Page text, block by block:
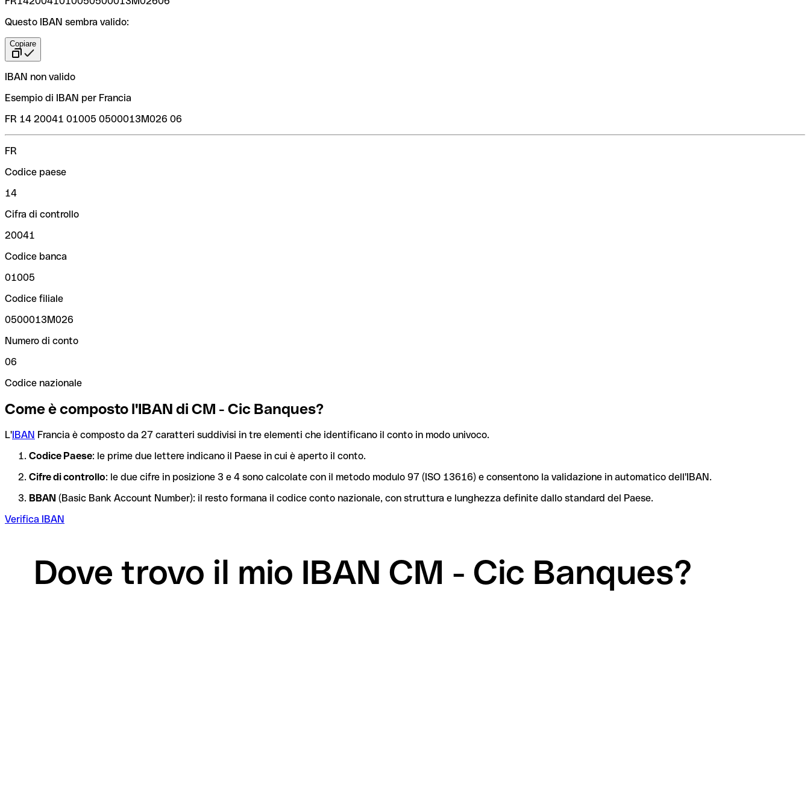
Questo IBAN sembra valido:
Copiare
IBAN non valido
Esempio di IBAN per Francia
FR 14 20041 01005 0500013M026 06
FR
Codice paese
14
Cifra di controllo
20041
Codice banca
01005
Codice filiale
0500013M026
Numero di conto
06
Codice nazionale
Come è composto l'IBAN di CM - Cic Banques?
L'IBAN Francia è composto da 27 caratteri suddivisi in tre elementi che identificano il conto in modo univoco.
Codice Paese: le prime due lettere indicano il Paese in cui è aperto il conto.
Cifre di controllo: le due cifre in posizione 3 e 4 sono calcolate con il metodo modulo 97 (ISO 13616) e consentono la validazione in automatico dell'IBAN.
BBAN (Basic Bank Account Number): il resto formana il codice conto nazionale, con struttura e lunghezza definite dallo standard del Paese.
Verifica IBAN
Dove trovo il mio IBAN CM - Cic Banques?